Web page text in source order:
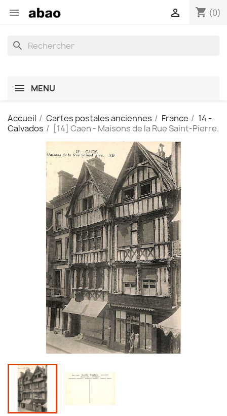
 shopping_cart (0)

search
MENU
Accueil Cartes postales anciennes France
14 -
Calvados
[14] Caen - Maisons de la Rue Saint-Pierre.